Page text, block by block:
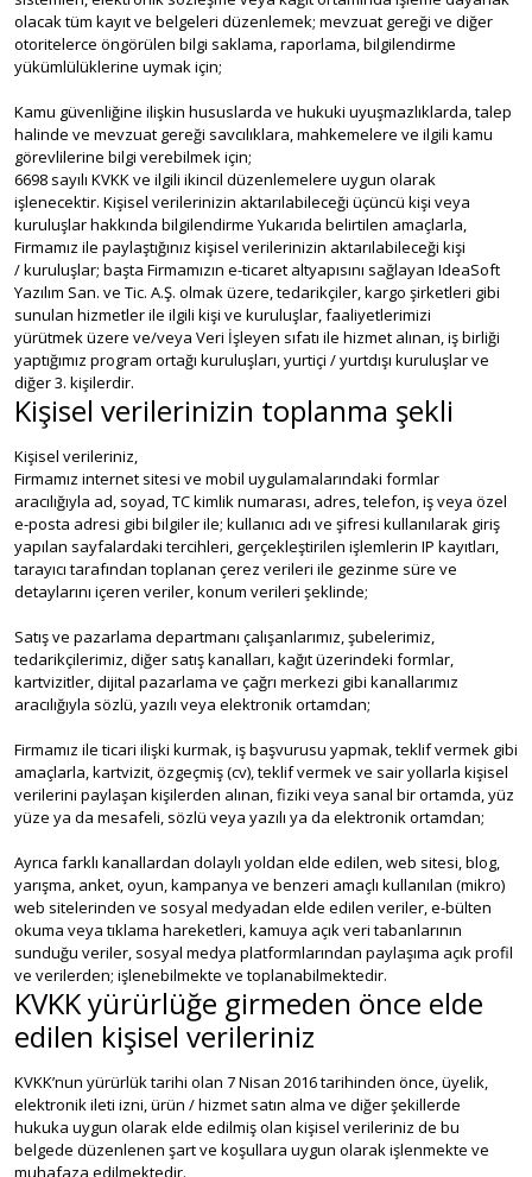
olacak tüm kayıt ve belgeleri düzenlemek; mevzuat gereği ve diğer
otoritelerce öngörülen bilgi saklama, raporlama, bilgilendirme
yükümlülüklerine uymak için;
Kamu güvenliğine ilişkin hususlarda ve hukuki uyuşmazlıklarda, talep
halinde ve mevzuat gereği savcılıklara, mahkemelere ve ilgili kamu
görevlilerine bilgi verebilmek için;
6698 sayılı KVKK ve ilgili ikincil düzenlemelere uygun olarak
işlenecektir. Kişisel verilerinizin aktarılabileceği üçüncü kişi veya
kuruluşlar hakkında bilgilendirme Yukarıda belirtilen amaçlarla,
Firmamız ile paylaştığınız kişisel verilerinizin aktarılabileceği kişi
/ kuruluşlar; başta Firmamızın e-ticaret altyapısını sağlayan IdeaSoft
Yazılım San. ve Tic. A.Ş. olmak üzere, tedarikçiler, kargo şirketleri gibi
sunulan hizmetler ile ilgili kişi ve kuruluşlar, faaliyetlerimizi
yürütmek üzere ve/veya Veri İşleyen sıfatı ile hizmet alınan, iş birliği
yaptığımız program ortağı kuruluşları, yurtiçi / yurtdışı kuruluşlar ve
diğer 3. kişilerdir.
Kişisel verilerinizin toplanma şekli
Kişisel verileriniz,
Firmamız internet sitesi ve mobil uygulamalarındaki formlar
aracılığıyla ad, soyad, TC kimlik numarası, adres, telefon, iş veya özel
e-posta adresi gibi bilgiler ile; kullanıcı adı ve şifresi kullanılarak giriş
yapılan sayfalardaki tercihleri, gerçekleştirilen işlemlerin IP kayıtları,
tarayıcı tarafından toplanan çerez verileri ile gezinme süre ve
detaylarını içeren veriler, konum verileri şeklinde;
Satış ve pazarlama departmanı çalışanlarımız, şubelerimiz,
tedarikçilerimiz, diğer satış kanalları, kağıt üzerindeki formlar,
kartvizitler, dijital pazarlama ve çağrı merkezi gibi kanallarımız
aracılığıyla sözlü, yazılı veya elektronik ortamdan;
Firmamız ile ticari ilişki kurmak, iş başvurusu yapmak, teklif vermek gibi
amaçlarla, kartvizit, özgeçmiş (cv), teklif vermek ve sair yollarla kişisel
verilerini paylaşan kişilerden alınan, fiziki veya sanal bir ortamda, yüz
yüze ya da mesafeli, sözlü veya yazılı ya da elektronik ortamdan;
Ayrıca farklı kanallardan dolaylı yoldan elde edilen, web sitesi, blog,
yarışma, anket, oyun, kampanya ve benzeri amaçlı kullanılan (mikro)
web sitelerinden ve sosyal medyadan elde edilen veriler, e-bülten
okuma veya tıklama hareketleri, kamuya açık veri tabanlarının
sunduğu veriler, sosyal medya platformlarından paylaşıma açık profil
ve verilerden; işlenebilmekte ve toplanabilmektedir.
KVKK yürürlüğe girmeden önce elde
edilen kişisel verileriniz
KVKK’nun yürürlük tarihi olan 7 Nisan 2016 tarihinden önce, üyelik,
elektronik ileti izni, ürün / hizmet satın alma ve diğer şekillerde
hukuka uygun olarak elde edilmiş olan kişisel verileriniz de bu
belgede düzenlenen şart ve koşullara uygun olarak işlenmekte ve
muhafaza edilmektedir.